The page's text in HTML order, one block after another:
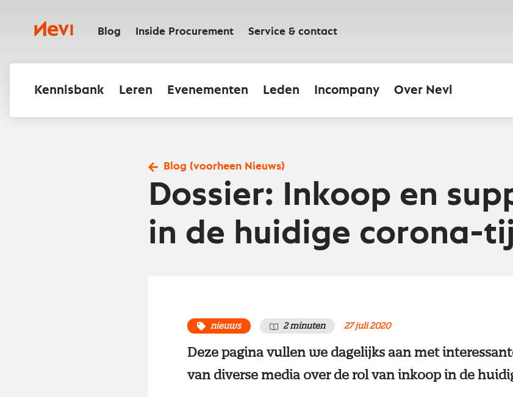
inhoudNevi Blog Inside Procurement Service & contact
Kennisbank Leren Evenementen Leden Incompany Over Nevi
Blog (voorheen Nieuws)
Dossier: Inkoop en
in de huidige corona-
nieuws 2 minuten 27 juli 2020
Deze pagina vullen we dagelijks aan met
van diverse media over de rol van inkoop in de